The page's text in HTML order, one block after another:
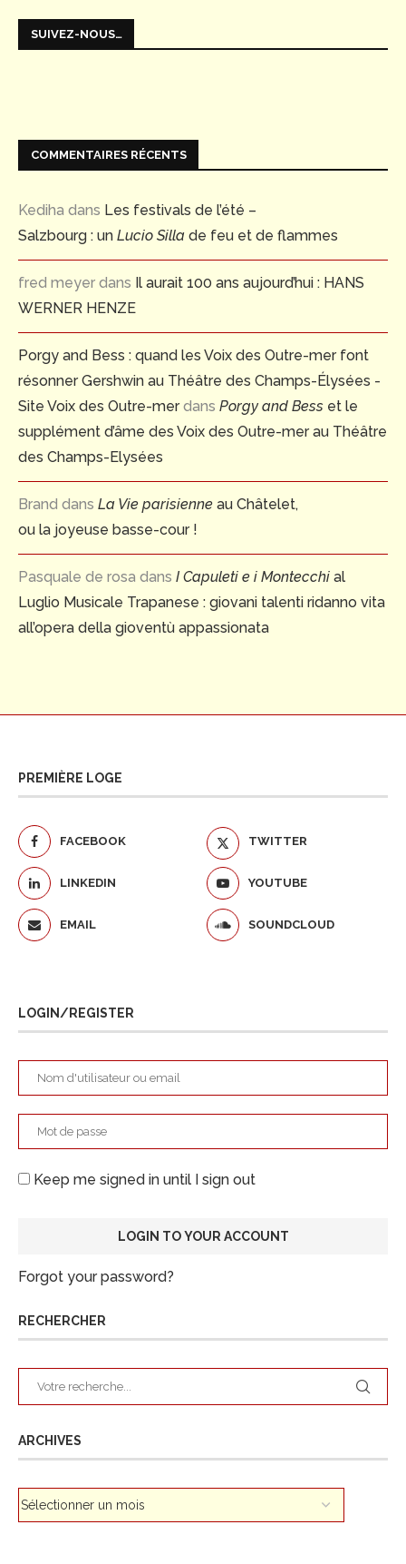
SUIVEZ-NOUS…
COMMENTAIRES RÉCENTS
Kediha dans Les festivals de l’été –
Salzbourg : un Lucio Silla de feu et de flammes
fred meyer dans Il aurait 100 ans aujourd’hui : HANS
WERNER HENZE
Porgy and Bess : quand les Voix des Outre-mer font
résonner Gershwin au Théâtre des Champs-Élysées -
Site Voix des Outre-merdans Porgy and Bess et le
supplément d’âme des Voix des Outre-mer au Théâtre
des Champs-Elysées
Brand dans La Vie parisienne au Châtelet,
ou la joyeuse basse-cour !
Pasquale de rosa dans I Capuleti e i Montecchi al
Luglio Musicale Trapanese : giovani talenti ridanno vita
all’opera della gioventù appassionata
PREMIÈRE LOGE
FACEBOOK TWITTER
LINKEDIN YOUTUBE
EMAIL SOUNDCLOUD
LOGIN/REGISTER
Keep me signed in until I sign out
Forgot your password?
RECHERCHER
ARCHIVES